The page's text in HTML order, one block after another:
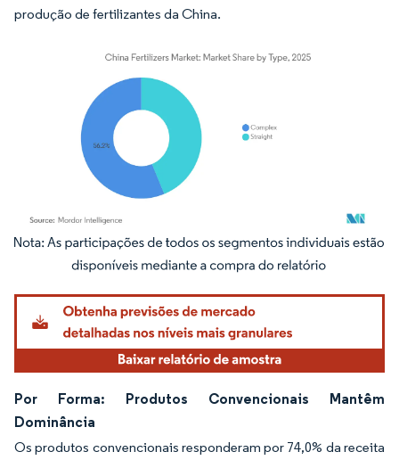
produção de fertilizantes da China.
Imagem © Mordor Intelligence. O reuso requer atribuição conforme CC BY 4.0.
Por Forma: Produtos Convencionais Mantêm
Dominância
Os produtos convencionais responderam por 74,0% da receita